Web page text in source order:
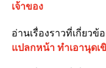
เจ้าของ
อ่านเรื่องราวที่เกี่ยวข้อ
แปลกหน้า ทำเอานุดเ